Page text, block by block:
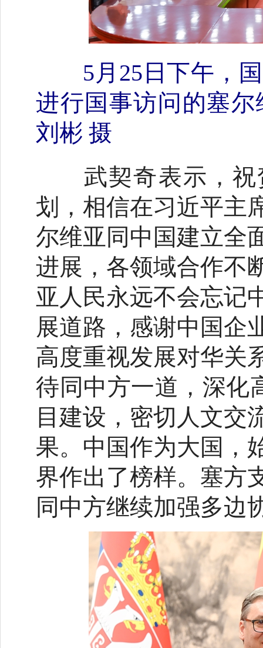
5月25日下午，
进行国事访问的塞
刘彬 摄
武契奇表示，祝
划，相信在习近平主
尔维亚同中国建立全
进展，各领域合作不
亚人民永远不会忘记
展道路，感谢中国企
高度重视发展对华关
待同中方一道，深化
目建设，密切人文交
果。中国作为大国，
界作出了榜样。塞方
同中方继续加强多边